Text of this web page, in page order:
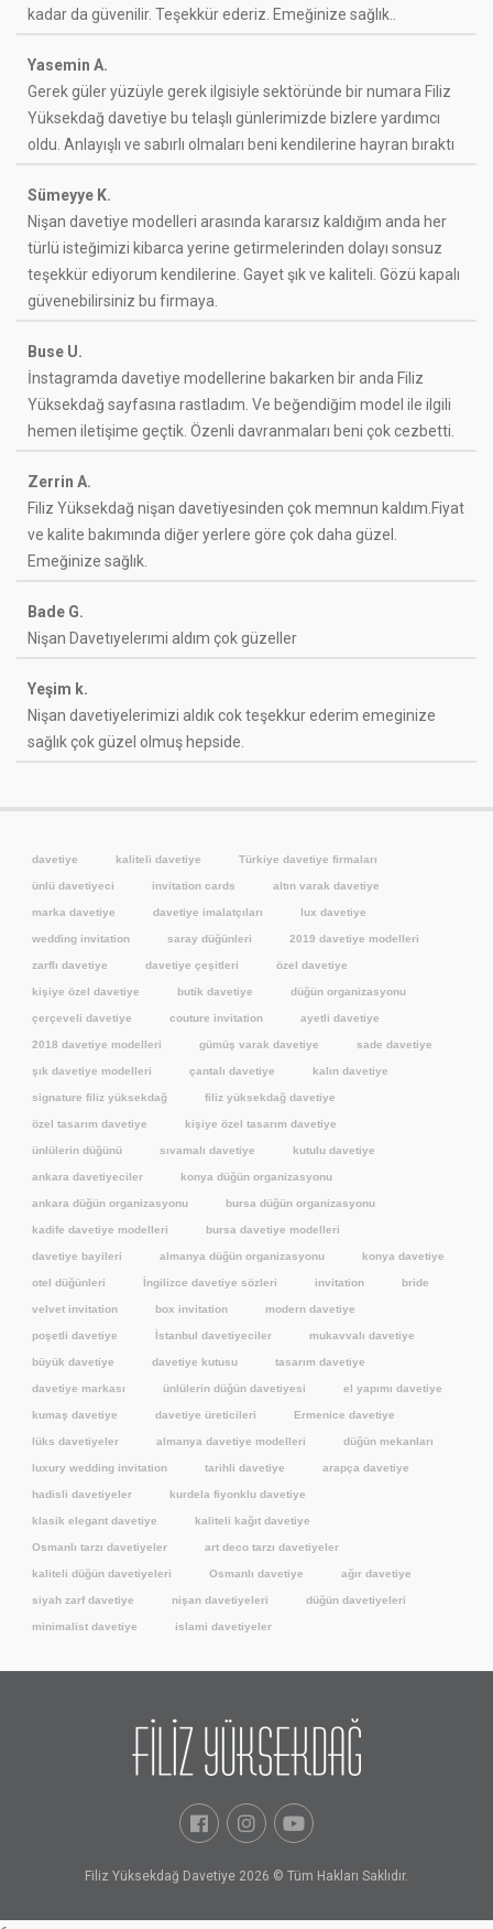
kadar da güvenilir. Teşekkür ederiz. Emeğinize sağlık..
Yasemin A.
Gerek güler yüzüyle gerek ilgisiyle sektöründe bir numara Filiz
Yüksekdağ davetiye bu telaşlı günlerimizde bizlere yardımcı
oldu. Anlayışlı ve sabırlı olmaları beni kendilerine hayran bıraktı
Sümeyye K.
Nişan davetiye modelleri arasında kararsız kaldığım anda her
türlü isteğimizi kibarca yerine getirmelerinden dolayı sonsuz
teşekkür ediyorum kendilerine. Gayet şık ve kaliteli. Gözü kapalı
güvenebilirsiniz bu firmaya.
Buse U.
İnstagramda davetiye modellerine bakarken bir anda Filiz
Yüksekdağ sayfasına rastladım. Ve beğendiğim model ile ilgili
hemen iletişime geçtik. Özenli davranmaları beni çok cezbetti.
Zerrin A.
Filiz Yüksekdağ nişan davetiyesinden çok memnun kaldım.Fiyat
ve kalite bakımında diğer yerlere göre çok daha güzel.
Emeğinize sağlık.
Bade G.
Nişan Davetıyelerımi aldım çok güzeller
Yeşim k.
Nişan davetiyelerimizi aldık cok teşekkur ederim emeginize
sağlık çok güzel olmuş hepside.
davetiye kaliteli davetiye Türkiye davetiye firmaları
ünlü davetiyeci invitation cards altın varak davetiye
marka davetiye davetiye imalatçıları lux davetiye
wedding invitation saray düğünleri 2019 davetiye modelleri
zarflı davetiye davetiye çeşitleri özel davetiye
kişiye özel davetiye butik davetiye düğün organizasyonu
çerçeveli davetiye couture invitation ayetli davetiye
2018 davetiye modelleri gümüş varak davetiye sade davetiye
şık davetiye modelleri çantalı davetiye kalın davetiye
signature filiz yüksekdağ filiz yüksekdağ davetiye
özel tasarım davetiye kişiye özel tasarım davetiye
ünlülerin düğünü sıvamalı davetiye kutulu davetiye
ankara davetiyeciler konya düğün organizasyonu
ankara düğün organizasyonu bursa düğün organizasyonu
kadife davetiye modelleri bursa davetiye modelleri
davetiye bayileri almanya düğün organizasyonu konya davetiye
otel düğünleri İngilizce davetiye sözleri invitation bride
velvet invitation box invitation modern davetiye
poşetli davetiye İstanbul davetiyeciler mukavvalı davetiye
büyük davetiye davetiye kutusu tasarım davetiye
davetiye markası ünlülerin düğün davetiyesi el yapımı davetiye
kumaş davetiye davetiye üreticileri Ermenice davetiye
lüks davetiyeler almanya davetiye modelleri düğün mekanları
luxury wedding invitation tarihli davetiye arapça davetiye
hadisli davetiyeler kurdela fiyonklu davetiye
klasik elegant davetiye kaliteli kağıt davetiye
Osmanlı tarzı davetiyeler art deco tarzı davetiyeler
kaliteli düğün davetiyeleri Osmanlı davetiye ağır davetiye
siyah zarf davetiye nişan davetiyeleri düğün davetiyeleri
minimalist davetiye islami davetiyeler
Filiz Yüksekdağ Davetiye 2026 © Tüm Hakları Saklıdır.